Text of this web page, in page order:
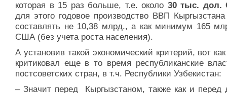
которая в 15 раз больше, т.е. около 30 тыс.
для этого годовое производство ВВП
составлять не 10,38 млрд., а как минимум 165
США (без учета роста населения).
А установив такой экономический критерий, вот
критиковал еще в то время республиканские
постсоветских стран, в т.ч. Республики Узбекистан:
– Значит перед Кыргызстаном, также как и перед